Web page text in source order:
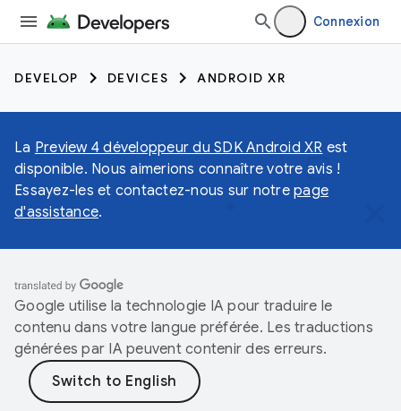
Connexion
DEVELOP DEVICES ANDROID XR
La Preview 4 développeur du SDK Android XR est
disponible. Nous aimerions connaître votre avis !
Essayez-les et contactez-nous sur notre page
d'assistance.
Google utilise la technologie IA pour traduire le
contenu dans votre langue préférée. Les traductions
générées par IA peuvent contenir des erreurs.